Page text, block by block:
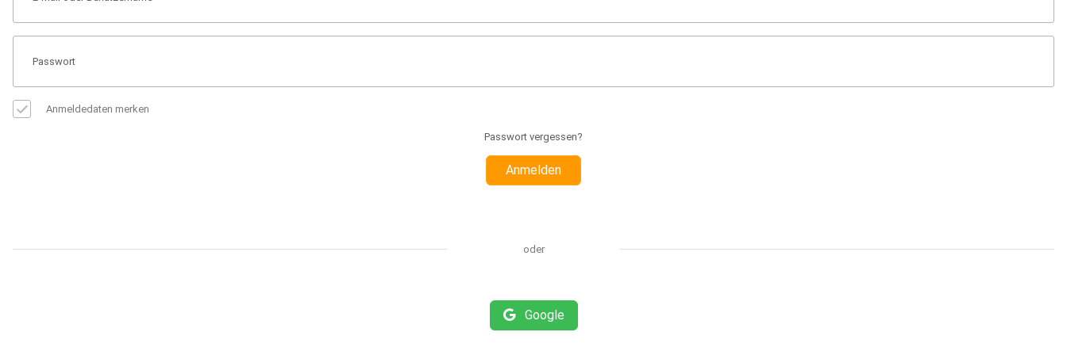
Anmeldedaten merken
Passwort vergessen?
Anmelden
oder
Google